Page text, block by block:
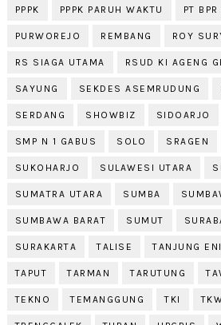
PPPK PPPK PARUH WAKTU PT
PURWOREJO REMBANG ROY
RS SIAGA UTAMA RSUD KI AGENG
SAYUNG SEKDES ASEMRUDUNG
SERDANG SHOWBIZ SIDOARJO
SMP N 1 GABUS SOLO SRAGEN
SUKOHARJO SULAWESI UTARA
SUMATRA UTARA SUMBA
SUMBAWA BARAT SUMUT
SURAKARTA TALISE TANJUNG
TAPUT TARMAN TARUTUNG
TEKNO TEMANGGUNG TKI